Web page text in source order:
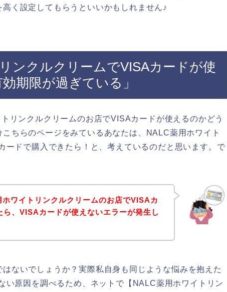
く設定してもらうといいかもしれません♪
ンクルクリームでVISAカードが使
期限が過ぎている」
リンクルクリームのお店でVISAカードが使えるのかどう
ちらのページをみているあなたは、NALC薬用ホワイト
ードで購入できたら！と、考えているのだと思います。で
ワイトリンクルクリームのお店でVISAカ
ら、VISAカードが使えないエラーが発生し
ないでしょうか？実際私自身も同じような悩みを抱えた
い原因を調べるため、ネットで【NALC薬用ホワイトリン